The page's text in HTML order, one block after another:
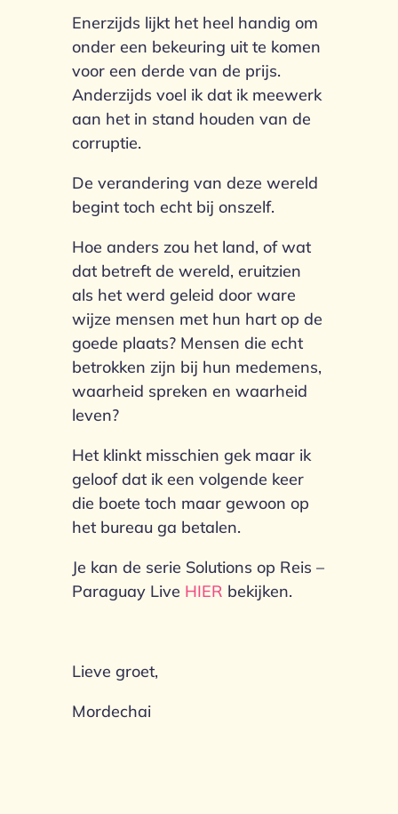
Enerzijds lijkt het heel handig om
onder een bekeuring uit te komen
voor een derde van de prijs.
Anderzijds voel ik dat ik meewerk
aan het in stand houden van de
corruptie.
De verandering van deze wereld
begint toch echt bij onszelf.
Hoe anders zou het land, of wat
dat betreft de wereld, eruitzien
als het werd geleid door ware
wijze mensen met hun hart op de
goede plaats? Mensen die echt
betrokken zijn bij hun medemens,
waarheid spreken en waarheid
leven?
Het klinkt misschien gek maar ik
geloof dat ik een volgende keer
die boete toch maar gewoon op
het bureau ga betalen.
Je kan de serie Solutions op Reis –
Paraguay Live HIER bekijken.
Lieve groet,
Mordechai